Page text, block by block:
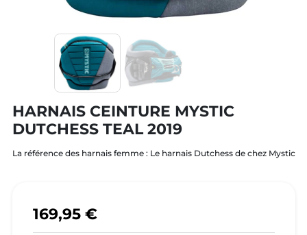
HARNAIS CEINTURE MYSTIC
DUTCHESS TEAL 2019
La référence des harnais femme : Le harnais Dutchess de chez Mystic
169,95 €